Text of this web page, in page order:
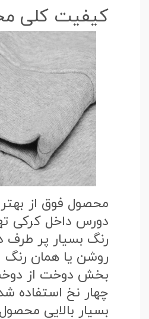
کیفیت کلی
محصول فوق از
دورس داخل کرکی
رنگ بسیار پر طرف
روشن یا همان رنگ
بخش دوخت از
چهار نخ استفاده
بسیار بالایی